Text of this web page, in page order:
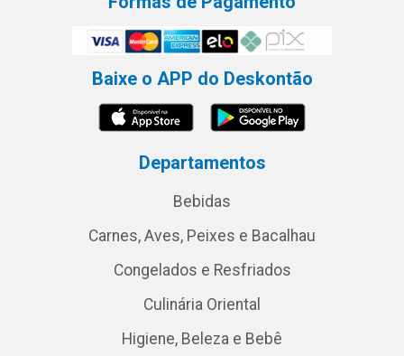
Baixe o APP do Deskontão
Departamentos
Bebidas
Carnes, Aves, Peixes e Bacalhau
Congelados e Resfriados
Culinária Oriental
Higiene, Beleza e Bebê